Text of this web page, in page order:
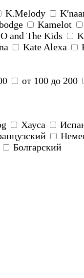
K.Melody
Kamelot
and The Kids
Kate Alexa
от 100 до 200
Хауса
Болгарский